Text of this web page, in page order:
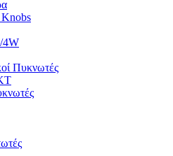
Knobs
4W
Πυκνωτές